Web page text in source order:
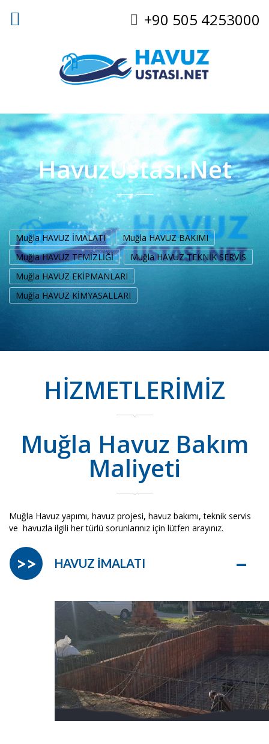
+90 505 4253000
HavuzUstası.Net
Muğla HAVUZ İMALATI
Muğla HAVUZ BAKIMI
Muğla HAVUZ TEMİZLİĞİ
Muğla HAVUZ TEKNİK SERVİS
Muğla HAVUZ EKİPMANLARI
Muğla HAVUZ KİMYASALLARI
HİZMETLERİMİZ
Muğla Havuz Bakım
Maliyeti
Muğla Havuz yapımı, havuz projesi, havuz bakımı, teknik servis
ve havuzla ilgili her türlü sorunlarınız için lütfen arayınız.
HAVUZ İMALATI –
>>